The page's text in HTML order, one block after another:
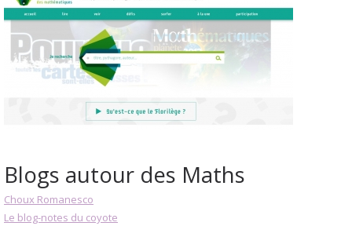
Blogs autour des Maths
Choux Romanesco
Le blog-notes du coyote